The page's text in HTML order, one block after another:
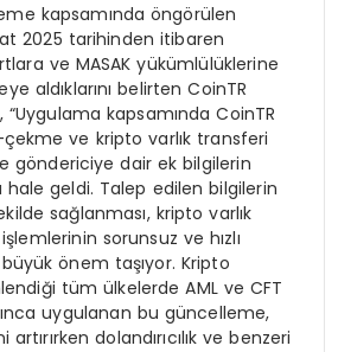
kapsamında öngörülen
2025 tarihinden itibaren
ve MASAK yükümlülüklerine
aldıklarını belirten CoinTR
“Uygulama kapsamında CoinTR
ve kripto varlık transferi
göndericiye dair ek bilgilerin
hale geldi. Talep edilen bilgilerin
sağlanması, kripto varlık
sorunsuz ve hızlı
önem taşıyor. Kripto
tüm ülkelerde AML ve CFT
uygulanan bu güncelleme,
dolandırıcılık ve benzeri